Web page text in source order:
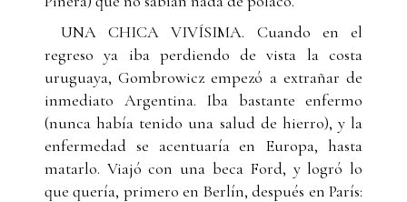
UNA CHICA VIVÍSIMA. Cuando en el
regreso ya iba perdiendo de vista la costa
uruguaya, Gombrowicz empezó a extrañar de
inmediato Argentina. Iba bastante enfermo
(nunca había tenido una salud de hierro), y la
enfermedad se acentuaría en Europa, hasta
matarlo. Viajó con una beca Ford, y logró lo
que quería, primero en Berlín, después en París: